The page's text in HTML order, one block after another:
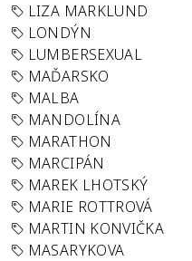
LIZA MARKLUND
LONDÝN
LUMBERSEXUAL
MAĎARSKO
MALBA
MANDOLÍNA
MARATHON
MARCIPÁN
MAREK LHOTSKÝ
MARIE ROTTROVÁ
MARTIN KONVIČKA
MASARYKOVA